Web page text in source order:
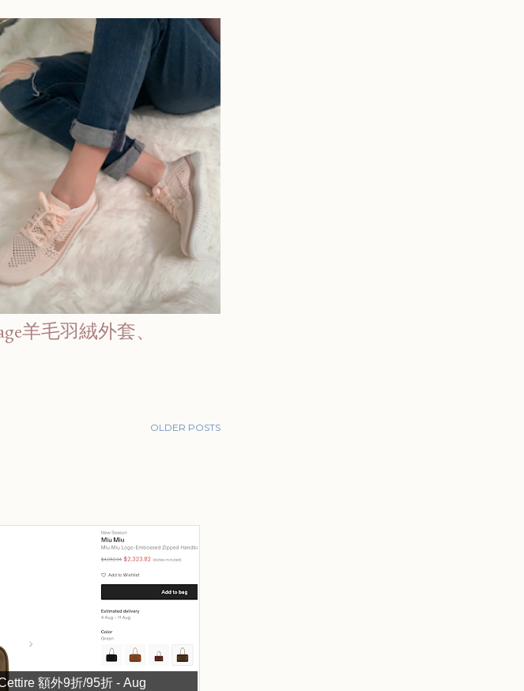
羊毛羽絨外套、
OLDER POSTS
額外9折/95折 - Aug